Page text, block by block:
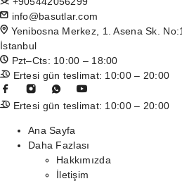
info@basutlar.com
Yenibosna Merkez, 1. Asena Sk.
İstanbul
Pzt–Cts: 10:00 – 18:00
Ertesi gün teslimat: 10:00 – 20:00
Ertesi gün teslimat: 10:00 – 20:00
Ana Sayfa
Daha Fazlası
Hakkımızda
İletişim